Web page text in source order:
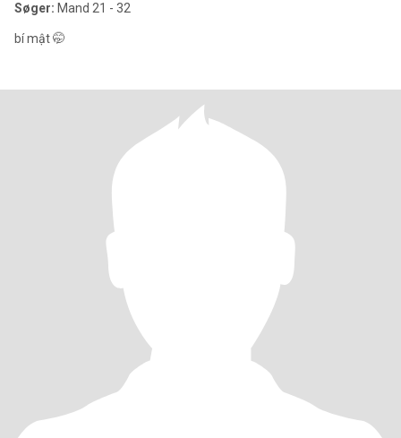
Søger: Mand 21 - 32
bí mật 🤭